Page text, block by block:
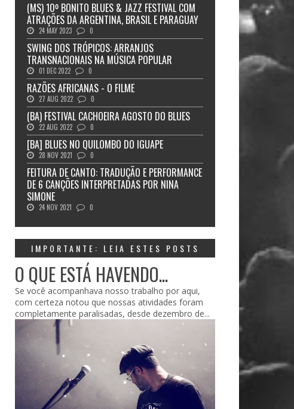
(MS) 10º BONITO BLUES & JAZZ FESTIVAL COM
ATRAÇÕES DA ARGENTINA, BRASIL E PARAGUAY
24 MAY 2023 0
SWING DOS TRÓPICOS: ARRANJOS
TRANSNACIONAIS NA MÚSICA POPULAR
01 DEC 2022 0
RAZÕES AFRICANAS - O FILME
27 AUG 2022 0
(BA) FESTIVAL CACHOEIRA AGOSTO DO BLUES
22 AUG 2022 0
[BA] BLUES NO QUILOMBO DO IGUAPE
28 NOV 2021 0
FEITURA DE CANTO: TRADUÇÃO E PERFORMANCE
DE 6 CANÇÕES INTERPRETADAS POR NINA
SIMONE
24 NOV 2021 0
IMPORTANTE: LEIA ESTES POSTS
O QUE ESTÁ HAVENDO...
Se você acompanhava nosso trabalho por aqui,
com certeza notou que nossas atividades foram
completamente paralisadas, desde dezembro de...